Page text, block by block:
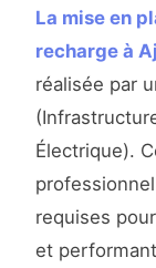
La mise en
recharge à
réalisée par
Électrique).
requises
et